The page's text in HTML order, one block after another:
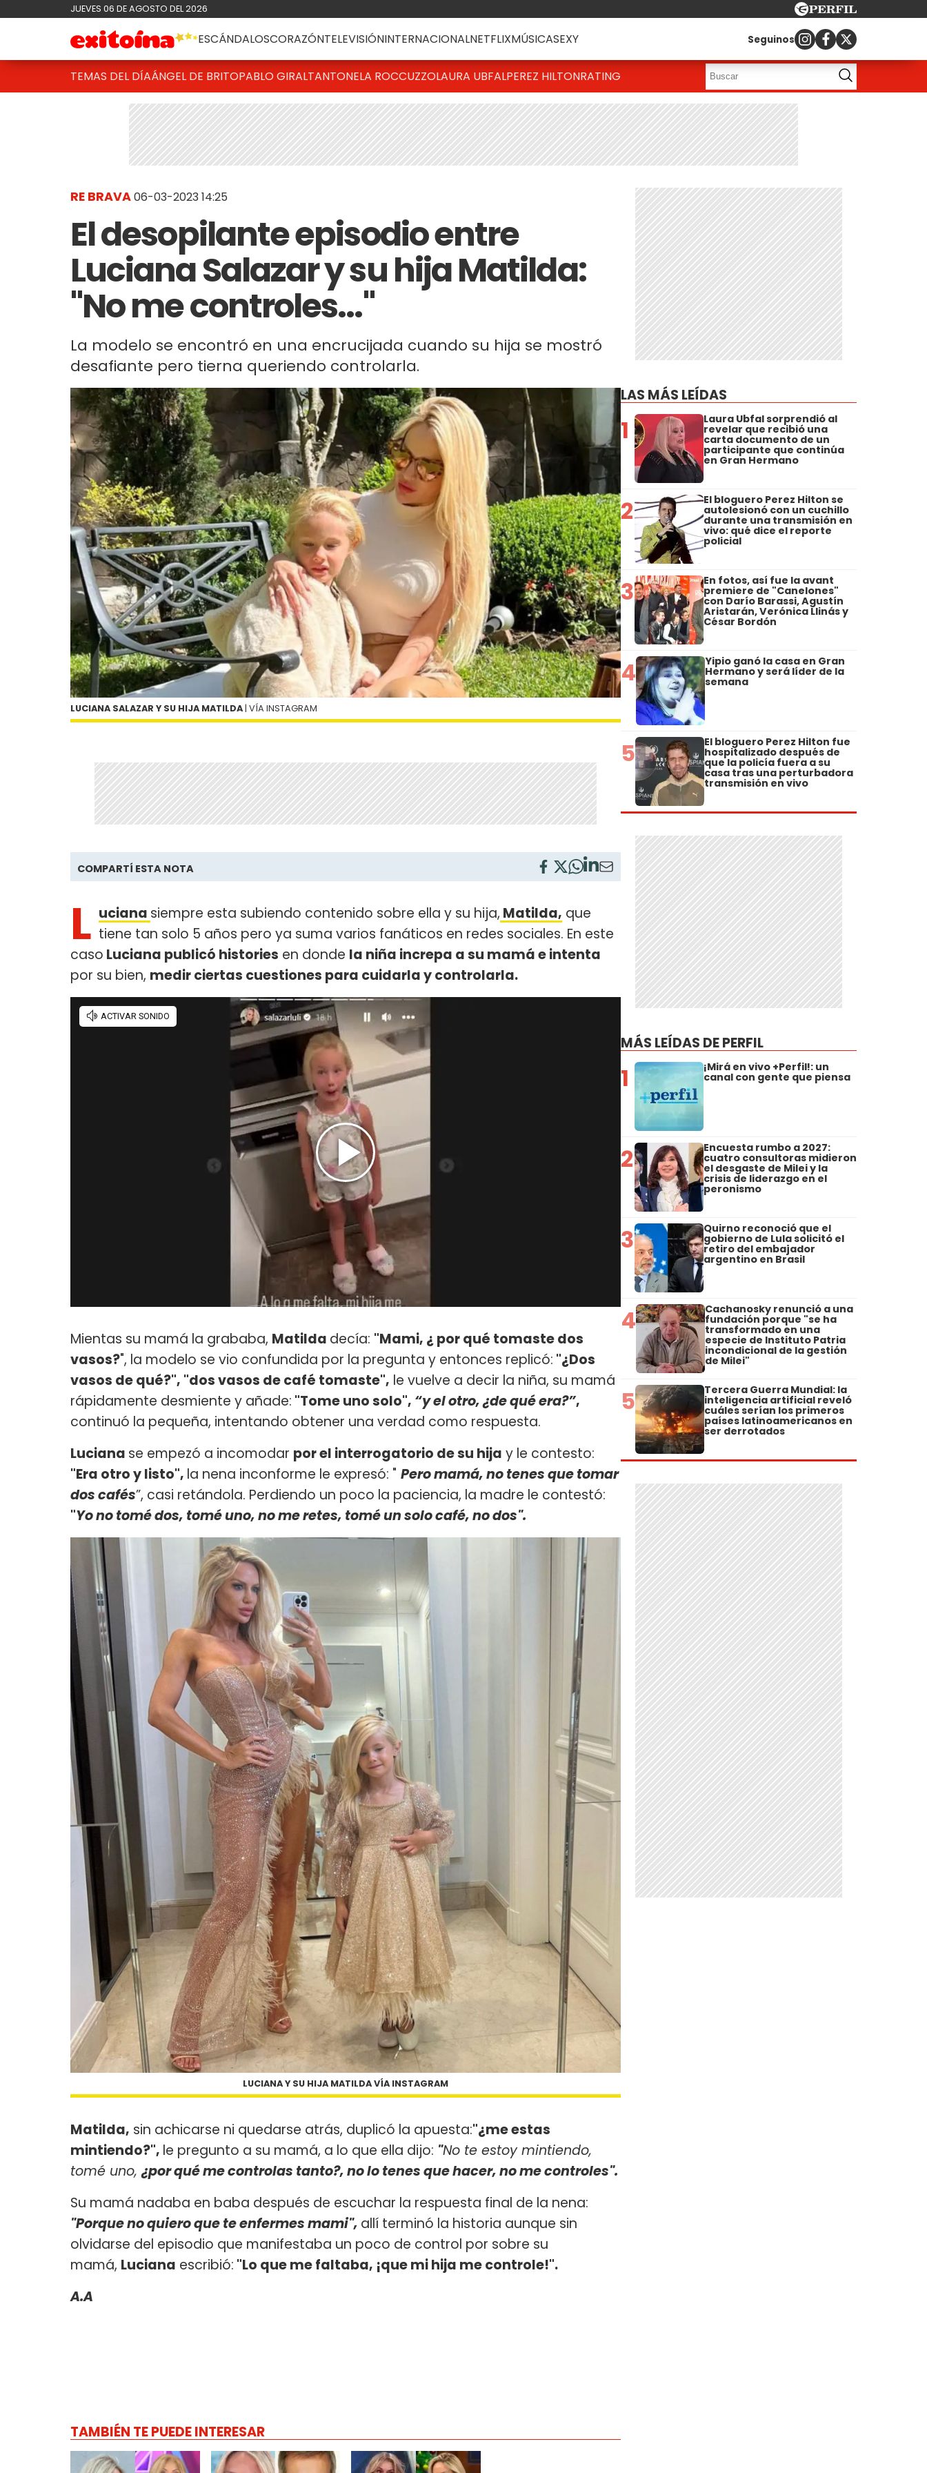
JUEVES 06 DE AGOSTO DEL 2026
ESCÁNDALOSCORAZÓNTELEVISIÓNINTERNACIONALNETFLIXMÚSICASEXY Seguinos
TEMAS DEL DÍAÁNGEL DE BRITOPABLO GIRALTANTONELA ROCCUZZOLAURA UBFALPEREZ HILTONRATING
RE BRAVA06-03-2023 14:25
El desopilante episodio entre
Luciana Salazar y su hija Matilda:
"No me controles..."
La modelo se encontró en una encrucijada cuando su hija se mostró
desafiante pero tierna queriendo controlarla.
LUCIANA SALAZAR Y SU HIJA MATILDA | VÍA INSTAGRAM
COMPARTÍ ESTA NOTA
L uciana siempre esta subiendo contenido sobre ella y su hija, Matilda, que
tiene tan solo 5 años pero ya suma varios fanáticos en redes sociales. En este
caso Luciana publicó histories en donde la niña increpa a su mamá e intenta
por su bien, medir ciertas cuestiones para cuidarla y controlarla.
Mientas su mamá la grababa, Matilda decía: "Mami, ¿ por qué tomaste dos
vasos?", la modelo se vio confundida por la pregunta y entonces replicó: "¿Dos
vasos de qué?", "dos vasos de café tomaste", le vuelve a decir la niña, su mamá
rápidamente desmiente y añade: "Tome uno solo", “y el otro, ¿de qué era?”,
continuó la pequeña, intentando obtener una verdad como respuesta.
Luciana se empezó a incomodar por el interrogatorio de su hija y le contesto:
"Era otro y listo", la nena inconforme le expresó: " Pero mamá, no tenes que tomar
dos cafés”, casi retándola. Perdiendo un poco la paciencia, la madre le contestó:
"Yo no tomé dos, tomé uno, no me retes, tomé un solo café, no dos".
LUCIANA Y SU HIJA MATILDA VÍA INSTAGRAM
Matilda, sin achicarse ni quedarse atrás, duplicó la apuesta:"¿me estas
mintiendo?", le pregunto a su mamá, a lo que ella dijo: "No te estoy mintiendo,
tomé uno,¿por qué me controlas tanto?, no lo tenes que hacer, no me controles".
Su mamá nadaba en baba después de escuchar la respuesta final de la nena:
"Porque no quiero que te enfermes mami", allí terminó la historia aunque sin
olvidarse del episodio que manifestaba un poco de control por sobre su
mamá, Luciana escribió: "Lo que me faltaba, ¡que mi hija me controle!".
A.A
TAMBIÉN TE PUEDE INTERESAR
LAS MÁS LEÍDAS
1 Laura Ubfal sorprendió al
revelar que recibió una
carta documento de un
participante que continúa
en Gran Hermano
2 El bloguero Perez Hilton se
autolesionó con un cuchillo
durante una transmisión en
vivo: qué dice el reporte
policial
3 En fotos, así fue la avant
premiere de "Canelones"
con Darío Barassi, Agustín
Aristarán, Verónica Llinás y
César Bordón
4 Yipio ganó la casa en Gran
Hermano y será líder de la
semana
5 El bloguero Perez Hilton fue
hospitalizado después de
que la policía fuera a su
casa tras una perturbadora
transmisión en vivo
MÁS LEÍDAS DE PERFIL
1 ¡Mirá en vivo +Perfil!: un
canal con gente que piensa
2 Encuesta rumbo a 2027:
cuatro consultoras midieron
el desgaste de Milei y la
crisis de liderazgo en el
peronismo
3 Quirno reconoció que el
gobierno de Lula solicitó el
retiro del embajador
argentino en Brasil
4 Cachanosky renunció a una
fundación porque "se ha
transformado en una
especie de Instituto Patria
incondicional de la gestión
de Milei"
5 Tercera Guerra Mundial: la
inteligencia artificial reveló
cuáles serían los primeros
países latinoamericanos en
ser derrotados